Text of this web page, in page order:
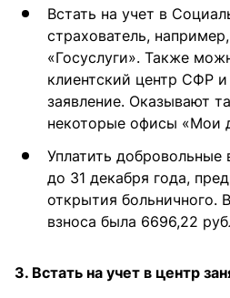
Встать на учет в
страхователь,
«Госуслуги». Также
клиентский центр СФР
заявление. Оказывают
некоторые офисы «Мои
Уплатить
до 31 декабря года,
открытия больничного.
взноса была 6696,22
3. Встать на учет в центр